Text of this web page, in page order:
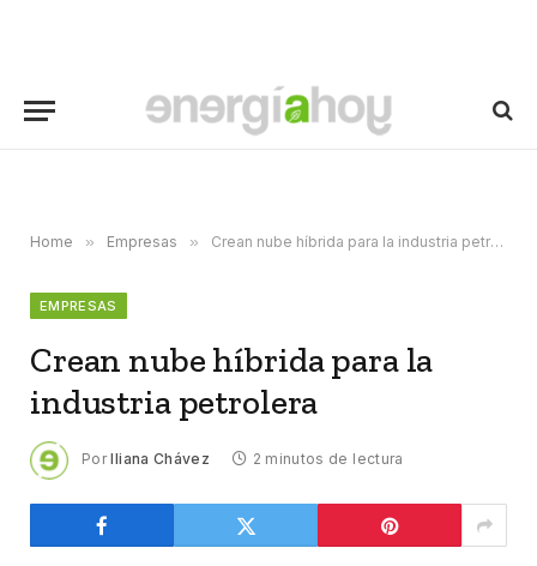
Home » Empresas » Crean nube híbrida para la industria petrolera
EMPRESAS
Crean nube híbrida para la
industria petrolera
Por Iliana Chávez 2 minutos de lectura